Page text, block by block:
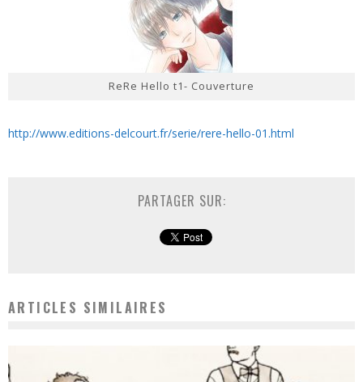
ReRe Hello t1- Couverture
http://www.editions-delcourt.fr/serie/rere-hello-01.html
PARTAGER SUR:
ARTICLES SIMILAIRES